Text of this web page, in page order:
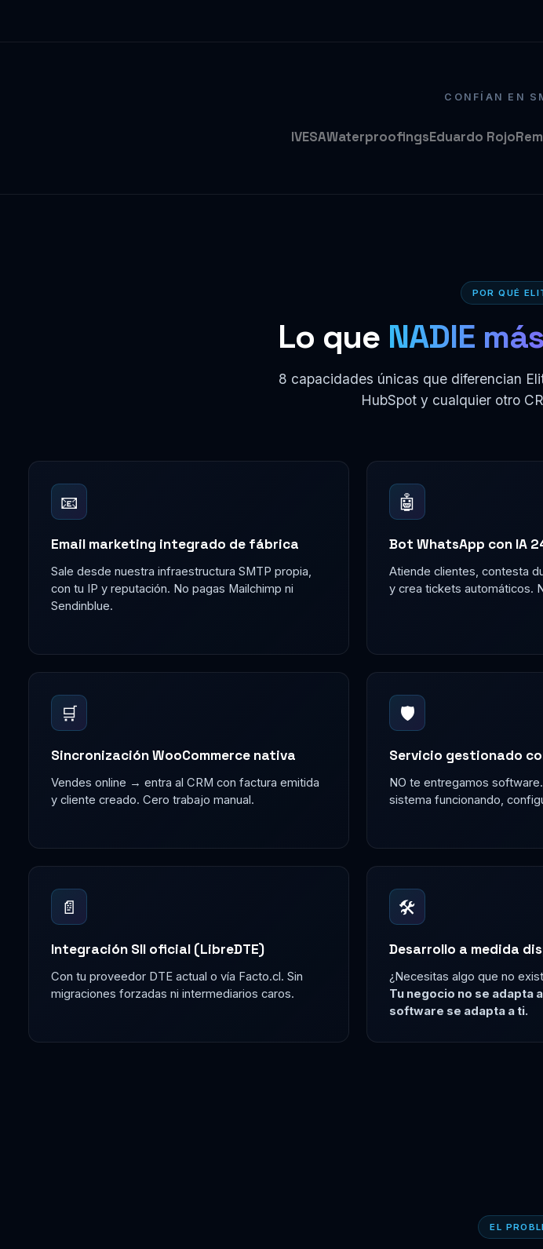
CONFÍAN EN
IVESAWaterproofingsEduardo Rojo
POR QUÉ
Lo que NADIE
8 capacidades únicas que diferencian
HubSpot y cualquier otro
📧
Email marketing integrado de fábrica
Sale desde nuestra infraestructura SMTP propia,
con tu IP y reputación. No pagas Mailchimp ni
Sendinblue.
🤖
Bot WhatsApp con IA
Atiende clientes, contesta
y crea tickets automáticos.
🛒
Sincronización WooCommerce nativa
Vendes online → entra al CRM con factura emitida
y cliente creado. Cero trabajo manual.
🛡️
Servicio gestionado
NO te entregamos
sistema funcionando,
📄
Integración SII oficial (LibreDTE)
Con tu proveedor DTE actual o vía Facto.cl. Sin
migraciones forzadas ni intermediarios caros.
🛠
Desarrollo a medida
¿Necesitas algo que no
Tu negocio no se adapta
software se adapta a ti.
EL